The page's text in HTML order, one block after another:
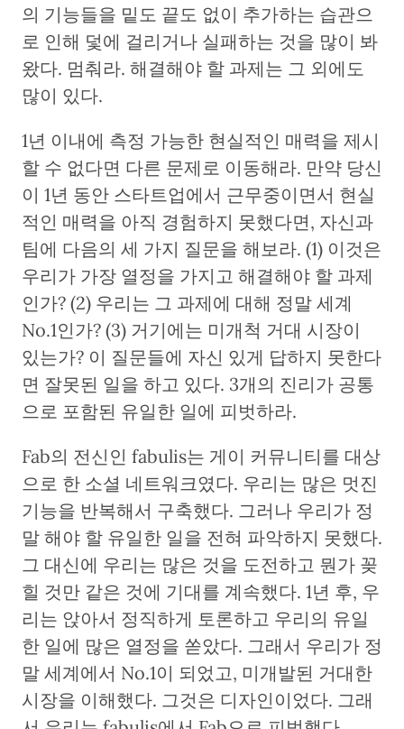
의 기능들을 밑도 끝도 없이 추가하는 습관으
로 인해 덫에 걸리거나 실패하는 것을 많이 봐
왔다. 멈춰라. 해결해야 할 과제는 그 외에도
많이 있다.
1년 이내에 측정 가능한 현실적인 매력을 제시
할 수 없다면 다른 문제로 이동해라. 만약 당신
이 1년 동안 스타트업에서 근무중이면서 현실
적인 매력을 아직 경험하지 못했다면, 자신과
팀에 다음의 세 가지 질문을 해보라. (1) 이것은
우리가 가장 열정을 가지고 해결해야 할 과제
인가? (2) 우리는 그 과제에 대해 정말 세계
No.1인가? (3) 거기에는 미개척 거대 시장이
있는가? 이 질문들에 자신 있게 답하지 못한다
면 잘못된 일을 하고 있다. 3개의 진리가 공통
으로 포함된 유일한 일에 피벗하라.
Fab의 전신인 fabulis는 게이 커뮤니티를 대상
으로 한 소셜 네트워크였다. 우리는 많은 멋진
기능을 반복해서 구축했다. 그러나 우리가 정
말 해야 할 유일한 일을 전혀 파악하지 못했다.
그 대신에 우리는 많은 것을 도전하고 뭔가 꽂
힐 것만 같은 것에 기대를 계속했다. 1년 후, 우
리는 앉아서 정직하게 토론하고 우리의 유일
한 일에 많은 열정을 쏟았다. 그래서 우리가 정
말 세계에서 No.1이 되었고, 미개발된 거대한
시장을 이해했다. 그것은 디자인이었다. 그래